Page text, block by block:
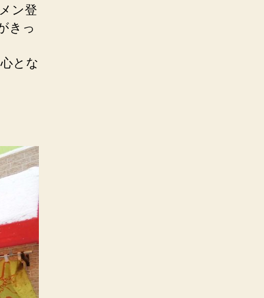
ン登
きっ
とな